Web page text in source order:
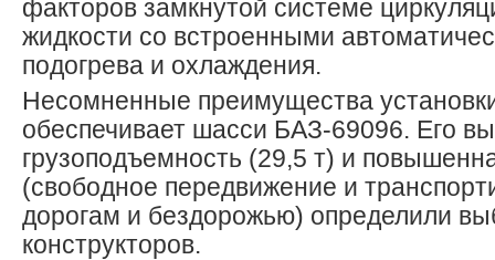
факторов замкнутой системе
жидкости со встроенными
подогрева и охлаждения.
Несомненные преимущества
обеспечивает шасси БАЗ-69096. Его
грузоподъемность (29,5 т) и
(свободное передвижение и
дорогам и бездорожью) определили
конструкторов.